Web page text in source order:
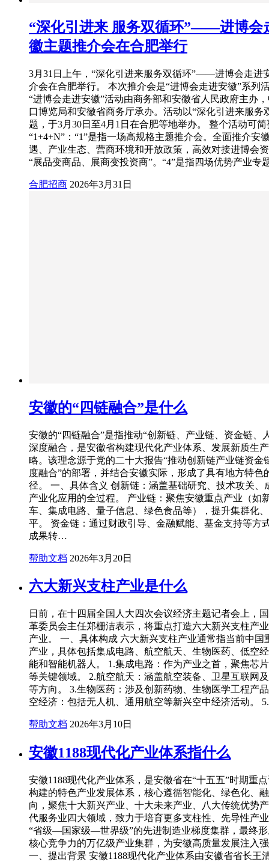
“深化引进来 服务双循环”——进博会
徽主题推介会在合肥举行
3月31日上午，“深化引进来服务双循环”——进博会走进
介会在合肥举行。 本次推介会是“进博会走进安徽”系列
“进博会走进安徽”活动由商务部和安徽省人民政府主办
口博览局和安徽省商务厅承办。活动以“深化引进来服务
题，于3月30日至4月1日在合肥等地举办。 整个活动可
“1+4+N”：“1”是指一场高规格主题推介会。全面推介安
遇、产业生态、营商环境和开放政策，高效对接进博会
“展品变商品、展商变投资商”。“4”是指四场优势产业专
合肥招商 2026年3月31日
安徽的“四链融合”是什么
安徽的“四链融合”是指推动“‌创新链、产业链、资金链、
深度融合，是安徽省构建现代化产业体系、发展新质生
略。该理念源于党的二十大报告“推动创新链产业链资金
度融合”的部署，并结合安徽实际，形成了具有地方特色
径。 一、具体含义 ‌创新链‌：涵盖基础研究、技术攻关、
产业化应用的全过程。 ‌产业链‌：聚焦安徽重点产业（如
车、集成电路、量子信息、绿色食品等），提升集群化
平。 ‌资金链‌：通过财政引导、金融赋能、基金支持等方
成果转…
帮助文档 2026年3月20日
六大新兴支柱产业是什么
日前，在十四届全国人大四次会议经济主题记者会上，
革委员会主任郑栅洁表示，将重点打造六大新兴支柱产
产业。 一、具体构成 六大新兴支柱产业通常指当前中国
产业，具体包括集成电路、航空航天、生物医药、低空
能和智能机器人。 1.集成电路：作为产业之首，聚焦芯
等关键领域。 2.航空航天：涵盖航空装备、卫星互联网
等方向。 3.生物医药：涉及创新药物、生物医学工程产
空经济：包括无人机、通用航空等新兴空中经济活动。
帮助文档 2026年3月10日
安徽1188现代化产业体系指什么
安徽1188现代化产业体系，是安徽省在“十五五”时期重
构建的特色产业发展体系，核心遵循智能化、绿色化、
向，聚焦十大新兴产业、十大未来产业、八大传统优势
代服务业四大领域，致力于培育更多支柱性、先导性产
“省级—国家级—世界级”的先进制造业梯度集群，最终
核心竞争力的万亿级产业集群，为安徽高质量发展注入
一、提出背景 安徽1188现代化产业体系由安徽省省长王